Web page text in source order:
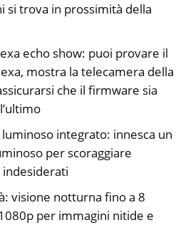
si trova in prossimità della
echo show: puoi provare il
mostra la telecamera della
che il firmware sia
integrato: innesca un
per scoraggiare
visione notturna fino a 8
per immagini nitide e